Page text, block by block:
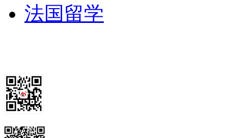
法国留学